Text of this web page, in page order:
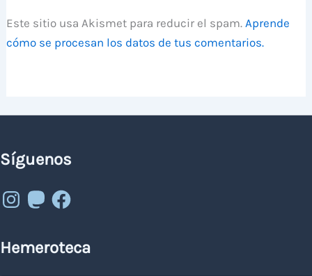
Este sitio usa Akismet para reducir el spam.Aprende
cómo se procesan los datos de tus comentarios.
Síguenos
Instagram
MastodonFacebook
Hemeroteca